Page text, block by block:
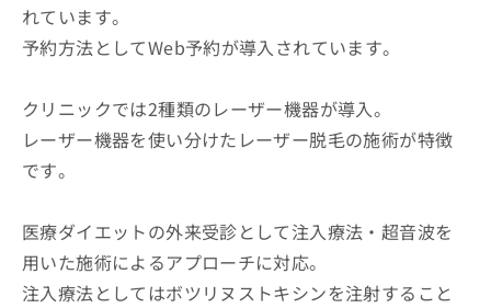
れています。
予約方法としてWeb予約が導入されています。
クリニックでは2種類のレーザー機器が導入。
レーザー機器を使い分けたレーザー脱毛の施術が特徴
です。
医療ダイエットの外来受診として注入療法・超音波を
用いた施術によるアプローチに対応。
注入療法としてはボツリヌストキシンを注射すること